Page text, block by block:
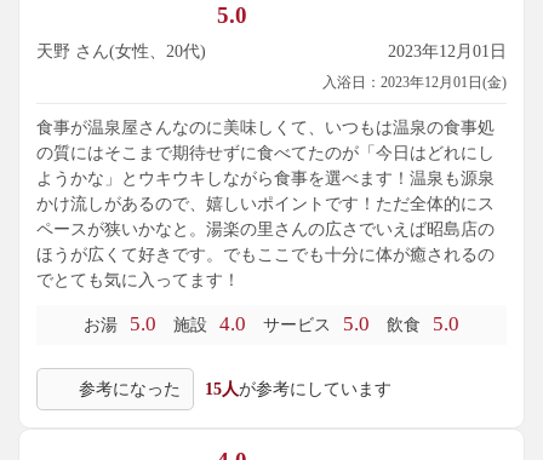
5.0
天野 さん(女性、20代) 2023年12月01日
入浴日：2023年12月01日(金)
食事が温泉屋さんなのに美味しくて、いつもは温泉の食事処
の質にはそこまで期待せずに食べてたのが「今日はどれにし
ようかな」とウキウキしながら食事を選べます！温泉も源泉
かけ流しがあるので、嬉しいポイントです！ただ全体的にス
ペースが狭いかなと。湯楽の里さんの広さでいえば昭島店の
ほうが広くて好きです。でもここでも十分に体が癒されるの
でとても気に入ってます！
お湯 5.0 施設 4.0 サービス 5.0 飲食 5.0
参考になった 15人が参考にしています